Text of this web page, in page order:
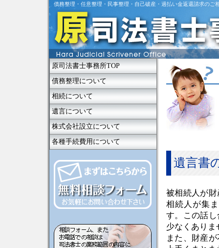
債務整理・任意整理・民事整理・自己破産・過払い金返還請求のご
原司法書士事務所TOP
債務整理について
相続について
遺言について
株式会社設立について
各種手続費用について
遺言書
被相続人が
相続人が集
す。この話
少なくありま
また、財産